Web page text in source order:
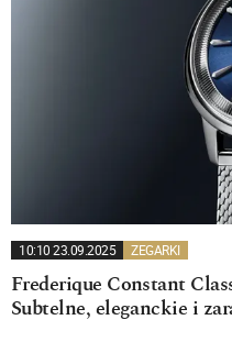
10:10 23.09.2025 ZEGARKI
Frederique Constant
Subtelne, eleganckie i